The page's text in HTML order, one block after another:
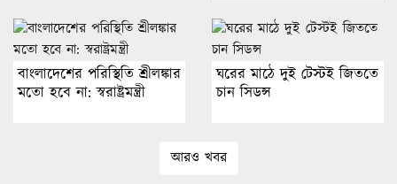
বাংলাদেশের পরিস্থিতি শ্রীলঙ্কার
মতো হবে না: স্বরাষ্ট্রমন্ত্রী
ঘরের মাঠে দুই টেস্টই জিততে
চান সিডন্স
আরও খবর